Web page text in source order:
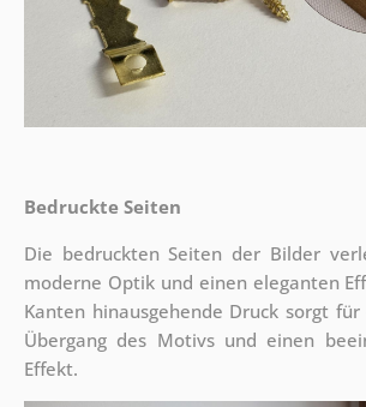
Bedruckte Seiten
Die bedruckten Seiten der Bilder
moderne Optik und einen eleganten
Kanten hinausgehende Druck sorgt
Übergang des Motivs und einen
Effekt.